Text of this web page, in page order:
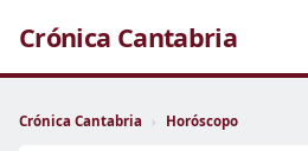
Crónica Cantabria
Crónica Cantabria › Horóscopo